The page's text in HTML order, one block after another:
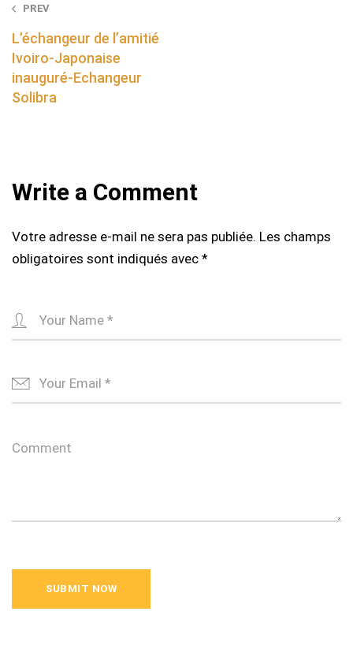
Post
navigation
PREV
L’échangeur de l’amitié
Ivoiro-Japonaise
inauguré-Echangeur
Solibra
Write a Comment
Votre adresse e-mail ne sera pas publiée. Les champs
obligatoires sont indiqués avec *